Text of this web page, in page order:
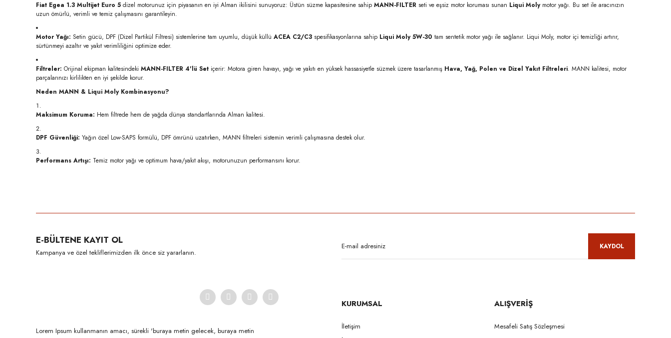
Fiat Egea 1.3 Multijet Euro 5 dizel motorunuz için piyasanın en iyi Alman ikilisini sunuyoruz: Üstün süzme kapasitesine sahip MANN-FILTER seti ve eşsiz motor koruması sunan Liqui Molymotor yağı. Bu set ile aracınızın
uzun ömürlü, verimli ve temiz çalışmasını garantileyin.
Motor Yağı: Setin gücü, DPF (Dizel Partikül Filtresi) sistemlerine tam uyumlu, düşük küllü ACEA C2/C3 spesifikasyonlarına sahip Liqui Moly 5W-30 tam sentetik motor yağı ile sağlanır. Liqui Moly, motor içi temizliği artırır,
sürtünmeyi azaltır ve yakıt verimliliğini optimize eder.
Filtreler: Orijinal ekipman kalitesindeki MANN-FILTER 4'lü Set içerir: Motora giren havayı, yağı ve yakıtı en yüksek hassasiyetle süzmek üzere tasarlanmış Hava, Yağ, Polen ve Dizel Yakıt Filtreleri. MANN kalitesi, motor
parçalarınızı kirlilikten en iyi şekilde korur.
Neden MANN & Liqui Moly Kombinasyonu?
Maksimum Koruma: Hem filtrede hem de yağda dünya standartlarında Alman kalitesi.
DPF Güvenliği: Yağın özel Low-SAPS formülü, DPF ömrünü uzatırken, MANN filtreleri sistemin verimli çalışmasına destek olur.
Performans Artışı: Temiz motor yağı ve optimum hava/yakıt akışı, motorunuzun performansını korur.
Ürün açıklamasında eksik bilgiler bulunuyor.
Ürün bilgilerinde hatalar bulunuyor.
E-BÜLTENE KAYIT OL
Kampanya ve özel tekliflerimizden ilk önce siz yararlanın.
KAYDOL
Lorem Ipsum kullanmanın amacı, sürekli 'buraya metin gelecek, buraya metin
KURUMSAL
İletişim
ALIŞVERİŞ
Mesafeli Satış Sözleşmesi